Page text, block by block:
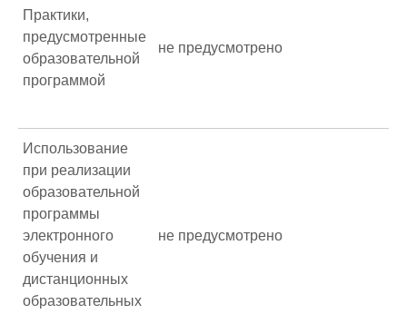
Практики,
предусмотренные
образовательной
программой
не предусмотрено
Использование
при реализации
образовательной
программы
электронного
обучения и
дистанционных
образовательных
не предусмотрено